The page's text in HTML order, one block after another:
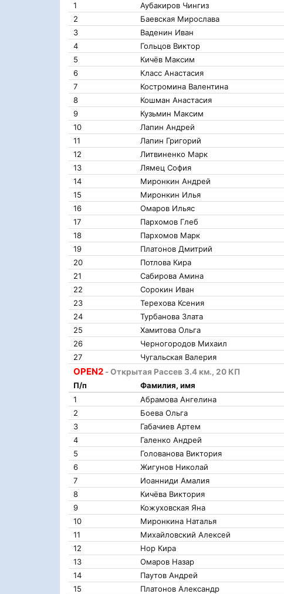
1
Аубакиров Чингиз
2 Баевская Мирослава
3 Ваденин Иван
4 Гольцов Виктор
5 Кичёв Максим
6 Класс Анастасия
7 Костромина Валентина
8 Кошман Анастасия
9 Кузьмин Максим
10 Лапин Андрей
11 Лапин Григорий
12 Литвиненко Марк
13 Лямец София
14 Миронкин Андрей
15 Миронкин Илья
16 Омаров Ильяс
17 Пархомов Глеб
18 Пархомов Марк
19 Платонов Дмитрий
20 Потлова Кира
21 Сабирова Амина
22 Сорокин Иван
23 Терехова Ксения
24 Турбанова Злата
25 Хамитова Ольга
26 Черногородов Михаил
27 Чугальская Валерия
OPEN2 - Открытая Рассев 3.4 км., 20 КП
П/п
Фамилия, имя
1
Абрамова Ангелина
2 Боева Ольга
3 Габачиев Артем
4 Галенко Андрей
5 Голованова Виктория
6 Жигунов Николай
7 Иоанниди Амалия
8 Кичёва Виктория
9 Кожуховская Яна
10 Миронкина Наталья
11 Михайловский Алексей
12 Нор Кира
13 Омаров Назар
14 Паутов Андрей
15 Платонов Александр